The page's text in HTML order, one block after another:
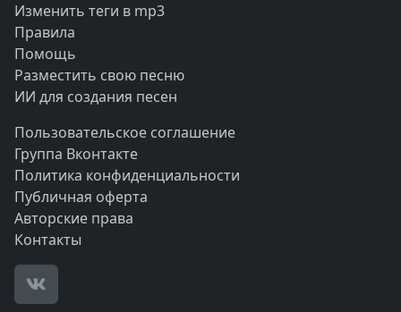
Изменить теги в mp3
Правила
Помощь
Разместить свою песню
ИИ для создания песен
Пользовательское соглашение
Группа Вконтакте
Политика конфиденциальности
Публичная оферта
Авторские права
Контакты